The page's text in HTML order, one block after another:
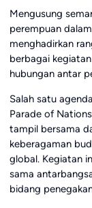
Mengusung
perempuan
menghadirkan
berbagai
hubungan antar
Salah satu
Parade of
tampil bersama
keberagaman
global. Kegiatan
sama
bidang